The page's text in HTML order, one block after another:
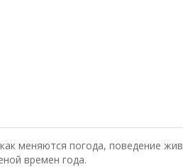
меняются погода, поведение
времен года.